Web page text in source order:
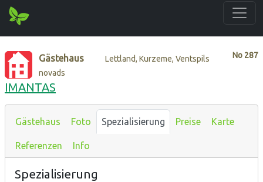
No 287
Gästehaus
Lettland, Kurzeme, Ventspils
novads
IMANTAS
Gästehaus Foto Spezialisierung Preise Karte
Referenzen Info
Spezialisierung